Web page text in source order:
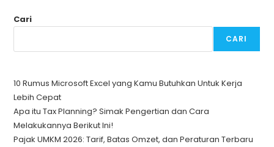
Cari
CARI
10 Rumus Microsoft Excel yang Kamu Butuhkan Untuk Kerja
Lebih Cepat
Apa itu Tax Planning? Simak Pengertian dan Cara
Melakukannya Berikut Ini!
Pajak UMKM 2026: Tarif, Batas Omzet, dan Peraturan Terbaru